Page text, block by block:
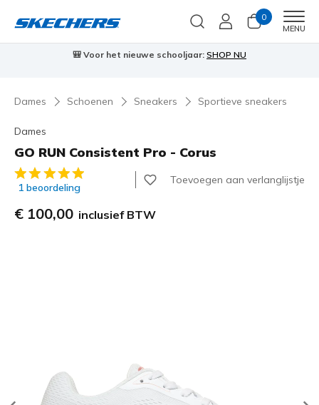
0
MENU
🎒 Voor het nieuwe schooljaar: SHOP NU
Dames Schoenen Sneakers Sportieve sneakers
Dames
GO RUN Consistent Pro - Corus
3,6 van de 5 klantbeoordelingen
1 beoordeling
Toevoegen aan verlanglijstje
€ 100,00 inclusief BTW